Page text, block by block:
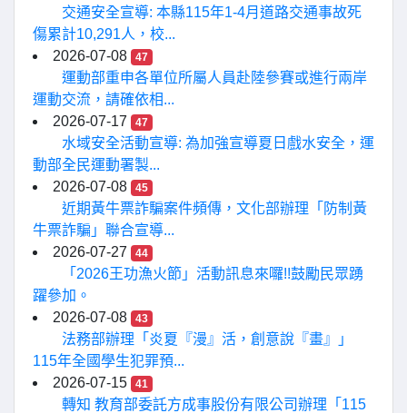
交通安全宣導: 本縣115年1-4月道路交通事故死
傷累計10,291人，校...
2026-07-08
47
運動部重申各單位所屬人員赴陸參賽或進行兩岸
運動交流，請確依相...
2026-07-17
47
水域安全活動宣導: 為加強宣導夏日戲水安全，運
動部全民運動署製...
2026-07-08
45
近期黃牛票詐騙案件頻傳，文化部辦理「防制黃
牛票詐騙」聯合宣導...
2026-07-27
44
「2026王功漁火節」活動訊息來囉!!鼓勵民眾踴
躍參加。
2026-07-08
43
法務部辦理「炎夏『漫』活，創意說『畫』」
115年全國學生犯罪預...
2026-07-15
41
轉知 教育部委託方成事股份有限公司辦理「115